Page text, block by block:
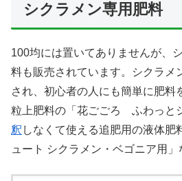
シクラメン専用肥料
100均には置いてありませんが、
料も販売されています。シクラメ
され、初心者の人にも簡単に肥料
粒上肥料の「花ごごろ ふわっと
釈 しなくて使える追肥用の液体
ュート シクラメン・ベゴニア用」